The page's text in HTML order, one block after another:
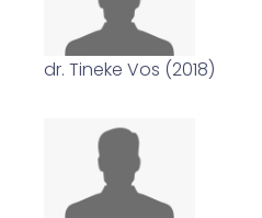
dr. Tineke Vos (2018)